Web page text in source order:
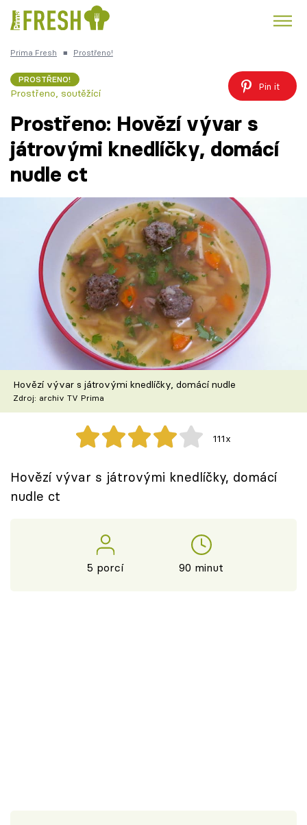
Česká kuchyně
Témata
Recepty
Články
TV Program
Škola vaření
Recepty z TV
Speciál: Cuketa
Těhotnej kuchař
Přihlášení
Prima Fresh ■ Prostřeno!
PROSTŘENO!
Prostřeno, soutěžící
Pin it
Prostřeno: Hovězí vývar s
játrovými knedlíčky, domácí
nudle ct
Hovězí vývar s játrovými knedlíčky, domácí nudle
Zdroj: archiv TV Prima
111x
Hovězí vývar s játrovými knedlíčky, domácí
nudle ct
5 porcí 90 minut